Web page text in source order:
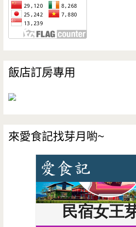
飯店訂房專用
來愛食記找芽月喲~